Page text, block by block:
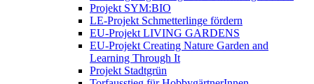
Projekt SYM:BIO
LE-Projekt Schmetterlinge fördern
EU-Projekt LIVING GARDENS
EU-Projekt Creating Nature Garden and
Learning Through It
Projekt Stadtgrün